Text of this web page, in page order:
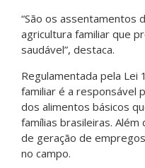
“São os assentamentos
agricultura familiar que
saudável”, destaca.
Regulamentada pela Lei
familiar é a responsável
dos alimentos básicos
famílias brasileiras.
de geração de
no campo.